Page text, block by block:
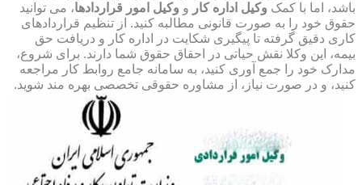
باشد، اما با کمک وکیل اداره کار و وکیل امور قراردادها، می توانید
حقوق خود را به صورت قانونی مطالبه کنید. از تنظیم قراردادهای
کاری دقیق گرفته تا پیگیری شکایت در اداره کار و دریافت حق
بیمه، این وکلا نقش حیاتی در احقاق حقوق شما دارند. برای شروع،
مدارک خود را جمع آوری کنید، به سامانه جامع روابط کار مراجعه
کنید، و در صورت نیاز، از مشاوره حقوقی تخصصی بهره مند شوید.